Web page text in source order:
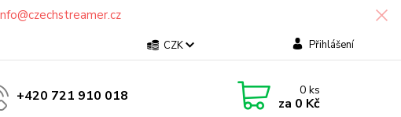
CZK Přihlášení
+420 721 910 018 0ks
za 0 Kč